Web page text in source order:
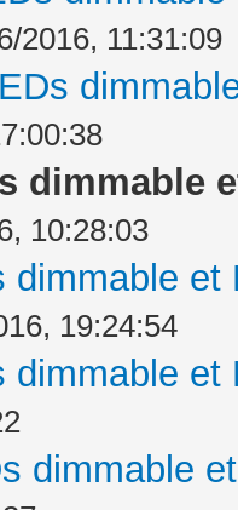
2016, 11:31:09
dimmable
10:28:03
dimmable
19:24:54
dimmable
dimmable